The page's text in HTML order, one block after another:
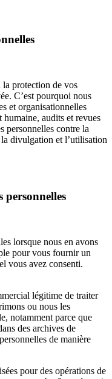
la protection de vos
C’est pourquoi nous
et organisationnelles
humaine, audits et revues
personnelles contre la
divulgation et l’utilisation
personnelles
lorsque nous en avons
pour vous fournir un
vous avez consenti.
légitime de traiter
ou nous les
notamment parce que
des archives de
de manière
pour des opérations de